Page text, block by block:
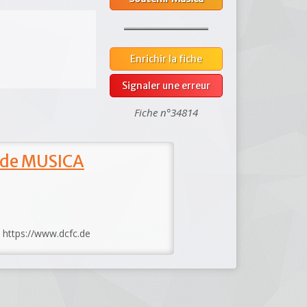
Enrichir la fiche
Signaler une erreur
Fiche n°34814
MUSICA
https://www.dcfc.de